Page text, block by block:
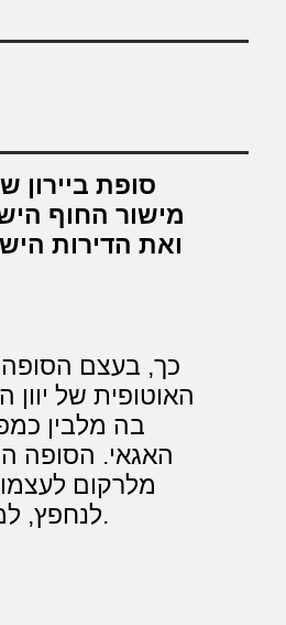
מישור החוף
ואת הדירות
כך, בעצם
האוטופית של
האגאי. הסופה
מלרקום
לנחפץ, למשאת נפש, להוריד את הכוכבים לארץ בסטייל הלוטוס הלבן.